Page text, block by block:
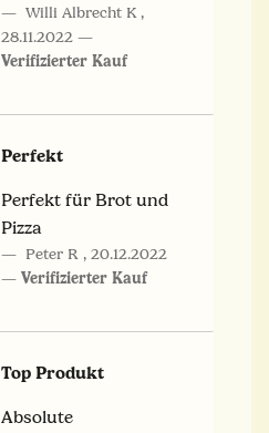
Willi Albrecht K ,
28.11.2022
Verifizierter Kauf
Perfekt
Perfekt für Brot und
Pizza
Peter R , 20.12.2022
Verifizierter Kauf
Top Produkt
Absolute